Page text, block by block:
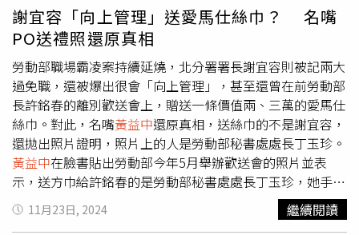
謝宜容「向上管理」送愛馬仕絲巾？ 名嘴
PO送禮照還原真相
勞動部職場霸凌案持續延燒，北分署署長謝宜容則被記兩大
過免職，還被爆出很會「向上管理」，甚至還曾在前勞動部
長許銘春的離別歡送會上，贈送一條價值兩、三萬的愛馬仕
絲巾。對此，名嘴黃益中還原真相，送絲巾的不是謝宜容，
還拋出照片證明，照片上的人是勞動部秘書處處長丁玉珍。
黃益中在臉書貼出勞動部今年5月舉辦歡送會的照片並表
示，送方巾給許銘春的是勞動部秘書處處長丁玉珍，她手上
珍珠板上面有募資的同仁名單，她說「誰送的比我好」，右
邊部長許銘春則笑開懷。至於照片來源，
黃益中表示，照片
11月23日, 2024 繼續閱讀